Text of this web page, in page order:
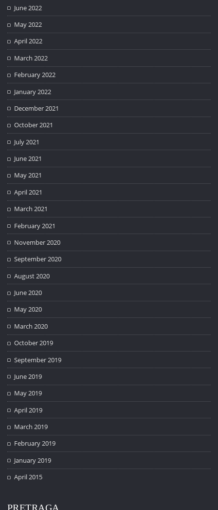
June 2022
May 2022
April 2022
March 2022
February 2022
January 2022
December 2021
October 2021
July 2021
June 2021
May 2021
April 2021
March 2021
February 2021
November 2020
September 2020
August 2020
June 2020
May 2020
March 2020
October 2019
September 2019
June 2019
May 2019
April 2019
March 2019
February 2019
January 2019
April 2015
PRETRAGA